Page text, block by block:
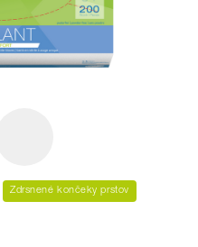
Zdrsnené končeky prstov